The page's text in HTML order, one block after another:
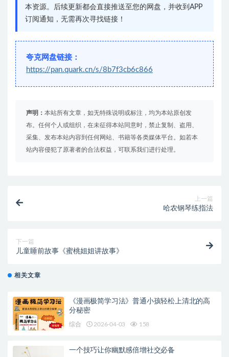
本资源。后续更新都会直接推送至您的网盘，并收到APP
订阅通知，无需再次寻找链接！
夸克网盘链接：
https://pan.quark.cn/s/8b7f3cb6c866
声明： 本站所有文章，如无特殊说明或标注，均为本站原创发
布。任何个人或组织，在未征得本站同意时，禁止复制、盗用、
采集、发布本站内容到任何网站、书籍等各类媒体平台。如若本
站内容侵犯了原著者的合法权益，可联系我们进行处理。
上一篇
哈农钢琴练指法
下一篇
儿童睡前故事《蜜桃姐姐讲故事》
相关文章
《漫画极简学习法》普通小孩轻松上清北的高
分秘密
综合 2026-04-03 158
一个技巧让你幽默感倍增社交必备